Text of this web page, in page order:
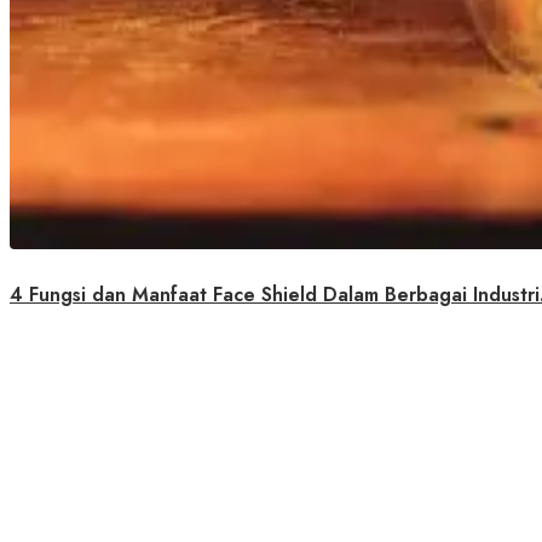
4 Fungsi dan Manfaat Face Shield Dalam Berbagai